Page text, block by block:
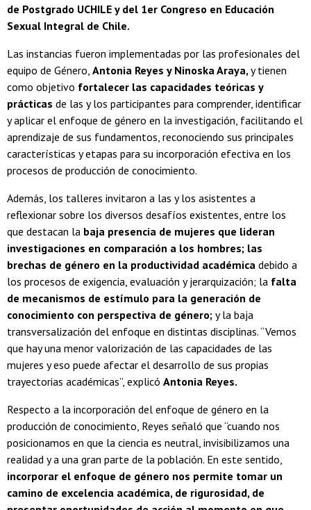
de Postgrado UCHILE y del 1er Congreso en Educación
Sexual Integral de Chile.
Las instancias fueron implementadas por las profesionales del
equipo de Género, Antonia Reyes y Ninoska Araya, y tienen
como objetivo fortalecer las capacidades teóricas y
prácticas de las y los participantes para comprender, identificar
y aplicar el enfoque de género en la investigación, facilitando el
aprendizaje de sus fundamentos, reconociendo sus principales
características y etapas para su incorporación efectiva en los
procesos de producción de conocimiento.
Además, los talleres invitaron a las y los asistentes a
reflexionar sobre los diversos desafíos existentes, entre los
que destacan la baja presencia de mujeres que lideran
investigaciones en comparación a los hombres; las
brechas de género en la productividad académica debido a
los procesos de exigencia, evaluación y jerarquización; la falta
de mecanismos de estímulo para la generación de
conocimiento con perspectiva de género; y la baja
transversalización del enfoque en distintas disciplinas. “Vemos
que hay una menor valorización de las capacidades de las
mujeres y eso puede afectar el desarrollo de sus propias
trayectorias académicas”, explicó Antonia Reyes.
Respecto a la incorporación del enfoque de género en la
producción de conocimiento, Reyes señaló que “cuando nos
posicionamos en que la ciencia es neutral, invisibilizamos una
realidad y a una gran parte de la población. En este sentido,
incorporar el enfoque de género nos permite tomar un
camino de excelencia académica, de rigurosidad, de